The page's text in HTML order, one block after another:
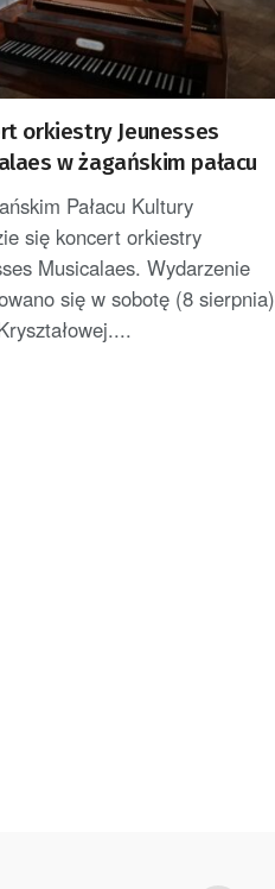
orkiestry Jeunesses
w żagańskim pałacu
Pałacu Kultury
się koncert orkiestry
Musicalaes. Wydarzenie
się w sobotę (8 sierpnia)